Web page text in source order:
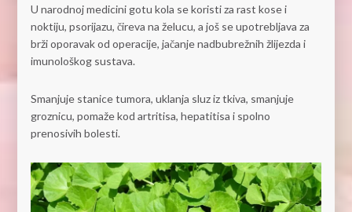
U narodnoj medicini gotu kola se koristi za rast kose i
noktiju, psorijazu, čireva na želucu, a još se upotrebljava za
brži oporavak od operacije, jačanje nadbubrežnih žlijezda i
imunološkog sustava.
Smanjuje stanice tumora, uklanja sluz iz tkiva, smanjuje
groznicu, pomaže kod artritisa, hepatitisa i spolno
prenosivih bolesti.